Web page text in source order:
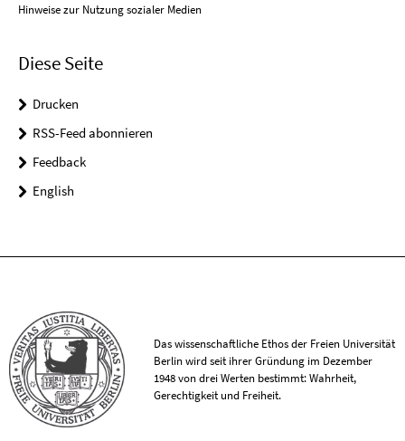
Hinweise zur Nutzung sozialer Medien
Diese Seite
Drucken
RSS-Feed abonnieren
Feedback
English
Das wissenschaftliche Ethos der Freien Universität
Berlin wird seit ihrer Gründung im Dezember
1948 von drei Werten bestimmt: Wahrheit,
Gerechtigkeit und Freiheit.